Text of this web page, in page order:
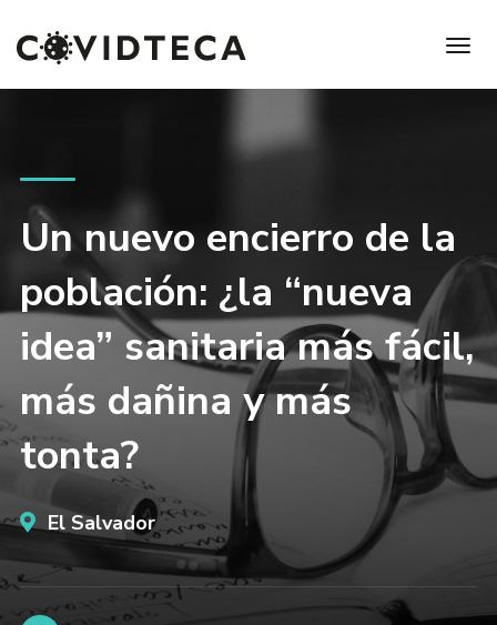
Un nuevo encierro de la
población: ¿la “nueva
idea” sanitaria más fácil,
más dañina y más
tonta?
El Salvador